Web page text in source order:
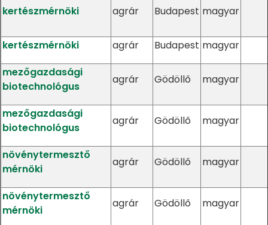
kertészmérnöki agrár Budapest magyar
kertészmérnöki agrár Budapest magyar
mezőgazdasági
biotechnológus
agrár Gödöllő magyar
mezőgazdasági
biotechnológus
agrár Gödöllő magyar
növénytermesztő
mérnöki
agrár Gödöllő magyar
növénytermesztő
mérnöki
agrár Gödöllő magyar